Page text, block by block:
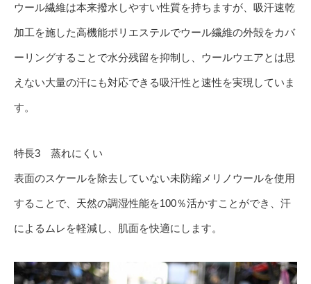
ウール繊維は本来撥水しやすい性質を持ちますが、吸汗速乾
加工を施した高機能ポリエステルでウール繊維の外殻をカバ
ーリングすることで水分残留を抑制し、ウールウエアとは思
えない大量の汗にも対応できる吸汗性と速性を実現していま
す。
特長3 蒸れにくい
表面のスケールを除去していない未防縮メリノウールを使用
することで、天然の調湿性能を100％活かすことができ、汗
によるムレを軽減し、肌面を快適にします。